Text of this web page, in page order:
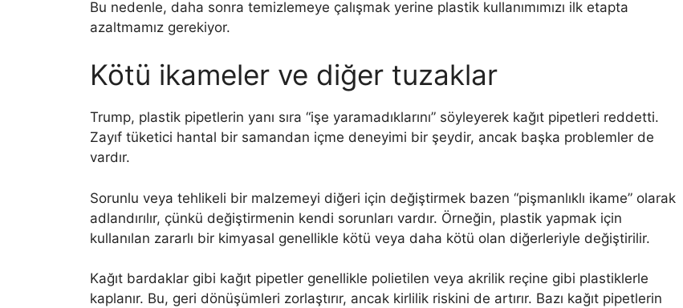
Bu nedenle, daha sonra temizlemeye çalışmak yerine plastik kullanımımızı ilk etapta
azaltmamız gerekiyor.
Kötü ikameler ve diğer tuzaklar
Trump, plastik pipetlerin yanı sıra “işe yaramadıklarını” söyleyerek kağıt pipetleri reddetti.
Zayıf tüketici hantal bir samandan içme deneyimi bir şeydir, ancak başka problemler de
vardır.
Sorunlu veya tehlikeli bir malzemeyi diğeri için değiştirmek bazen “pişmanlıklı ikame” olarak
adlandırılır, çünkü değiştirmenin kendi sorunları vardır. Örneğin, plastik yapmak için
kullanılan zararlı bir kimyasal genellikle kötü veya daha kötü olan diğerleriyle değiştirilir.
Kağıt bardaklar gibi kağıt pipetler genellikle polietilen veya akrilik reçine gibi plastiklerle
kaplanır. Bu, geri dönüşümleri zorlaştırır, ancak kirlilik riskini de artırır. Bazı kağıt pipetlerin